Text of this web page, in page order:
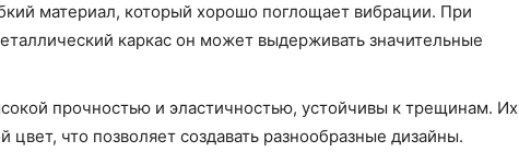
материал, который хорошо поглощает вибрации. При
каркас он может выдерживать значительные
прочностью и эластичностью, устойчивы к трещинам. Их
что позволяет создавать разнообразные дизайны.